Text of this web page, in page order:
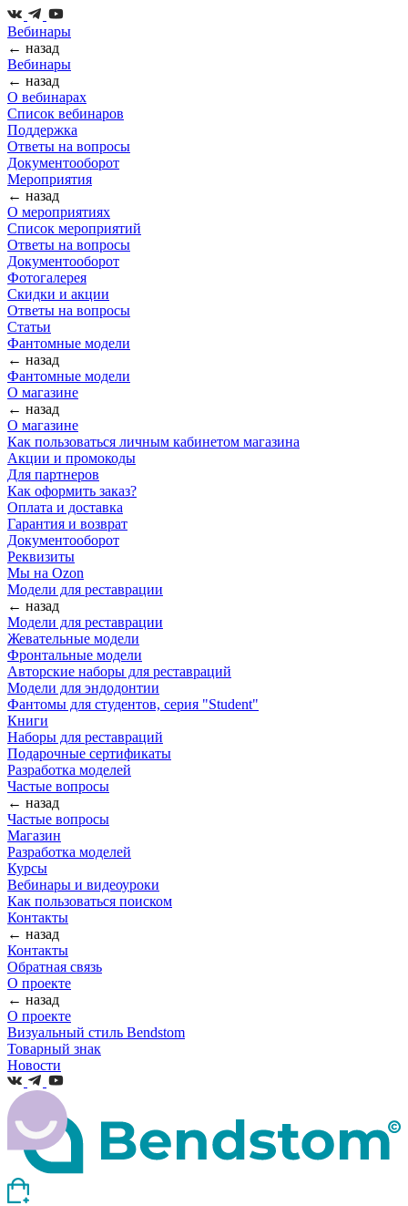
Вебинары
← назад
Вебинары
← назад
О вебинарах
Список вебинаров
Поддержка
Ответы на вопросы
Документооборот
Мероприятия
← назад
О мероприятиях
Список мероприятий
Ответы на вопросы
Документооборот
Фотогалерея
Скидки и акции
Ответы на вопросы
Статьи
Фантомные модели
← назад
Фантомные модели
О магазине
← назад
О магазине
Как пользоваться личным кабинетом магазина
Акции и промокоды
Для партнеров
Как оформить заказ?
Оплата и доставка
Гарантия и возврат
Документооборот
Реквизиты
Мы на Ozon
Модели для реставрации
← назад
Модели для реставрации
Жевательные модели
Фронтальные модели
Авторские наборы для реставраций
Модели для эндодонтии
Фантомы для студентов, серия "Student"
Книги
Наборы для реставраций
Подарочные сертификаты
Разработка моделей
Частые вопросы
← назад
Частые вопросы
Магазин
Разработка моделей
Курсы
Вебинары и видеоуроки
Как пользоваться поиском
Контакты
← назад
Контакты
Обратная связь
О проекте
← назад
О проекте
Визуальный стиль Bendstom
Товарный знак
Новости